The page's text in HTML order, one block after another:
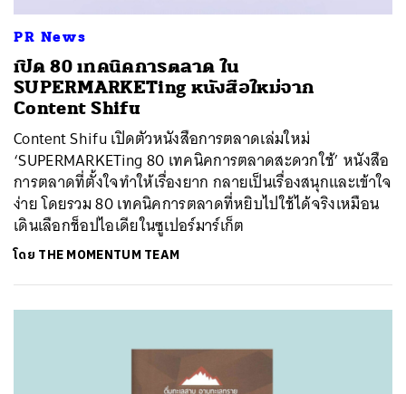
PR News
เปิด 80 เทคนิคการตลาด ใน
SUPERMARKETing หนังสือใหม่จาก
Content Shifu
Content Shifu เปิดตัวหนังสือการตลาดเล่มใหม่
‘SUPERMARKETing 80 เทคนิคการตลาดสะดวกใช้’ หนังสือ
การตลาดที่ตั้งใจทำให้เรื่องยาก กลายเป็นเรื่องสนุกและเข้าใจ
ง่าย โดยรวม 80 เทคนิคการตลาดที่หยิบไปใช้ได้จริงเหมือน
เดินเลือกช็อปไอเดียในซูเปอร์มาร์เก็ต
โดย THE MOMENTUM TEAM